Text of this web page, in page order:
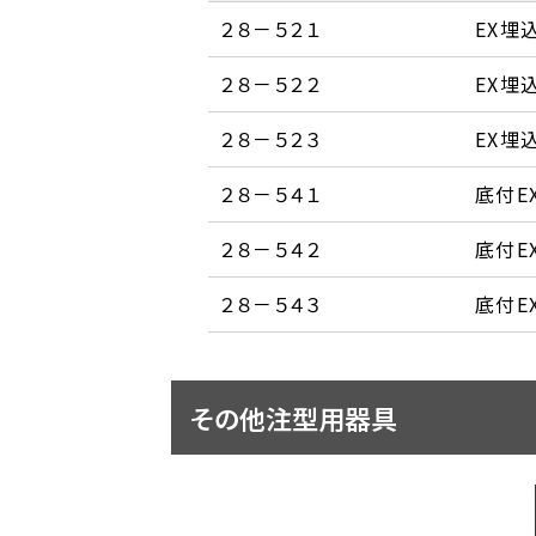
２８－５２１
EX埋
２８－５２２
EX埋
２８－５２３
EX埋
２８－５４１
底付
２８－５４２
底付
２８－５４３
底付
その他注型用器具